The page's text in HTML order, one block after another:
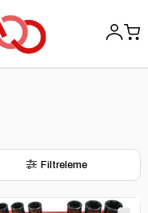
Filtreleme